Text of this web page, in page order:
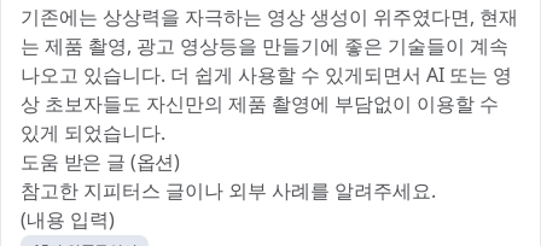
기존에는 상상력을 자극하는 영상 생성이 위주였다면, 현재
는 제품 촬영, 광고 영상등을 만들기에 좋은 기술들이 계속
나오고 있습니다. 더 쉽게 사용할 수 있게되면서 AI 또는 영
상 초보자들도 자신만의 제품 촬영에 부담없이 이용할 수
있게 되었습니다.
도움 받은 글 (옵션)
참고한 지피터스 글이나 외부 사례를 알려주세요.
(내용 입력)